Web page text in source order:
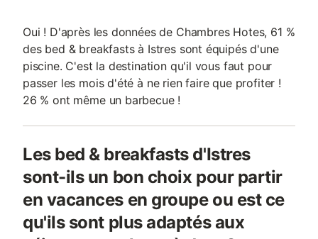
Oui ! D'après les données de Chambres Hotes, 61 %
des bed & breakfasts à Istres sont équipés d'une
piscine. C'est la destination qu'il vous faut pour
passer les mois d'été à ne rien faire que profiter !
26 % ont même un barbecue !
Les bed & breakfasts d'Istres
sont-ils un bon choix pour partir
en vacances en groupe ou est ce
qu'ils sont plus adaptés aux